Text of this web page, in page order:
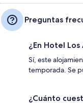
Preguntas
¿En Hotel
Sí, este
temporada. Se
¿Cuánto